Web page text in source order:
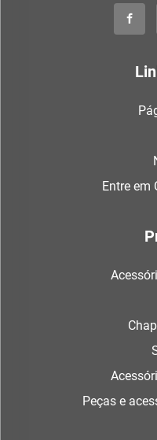
Entre em
Peças e